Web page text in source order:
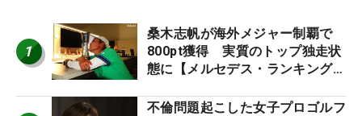
1
桑木志帆が海外メジャー制覇で
800pt獲得 実質のトップ独走状
態に【メルセデス・ランキング番
不倫問題起こした女子プロゴルフ